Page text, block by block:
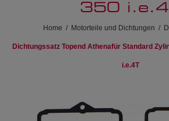
350
Home / Motorteile und Dichtungen /
Dichtungssatz Topend Athenafür Standard
i.e.4T